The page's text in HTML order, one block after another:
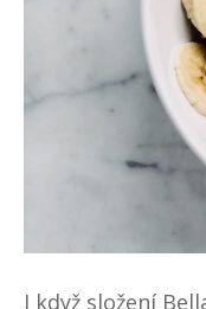
I když složení